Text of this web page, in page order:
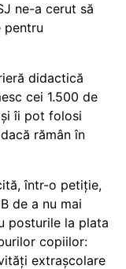
ne-a cerut să
pentru
didactică
cei 1.500 de
îi pot folosi
rămân în
într-o petiție,
de a nu mai
posturile la plata
copiilor:
extrașcolare